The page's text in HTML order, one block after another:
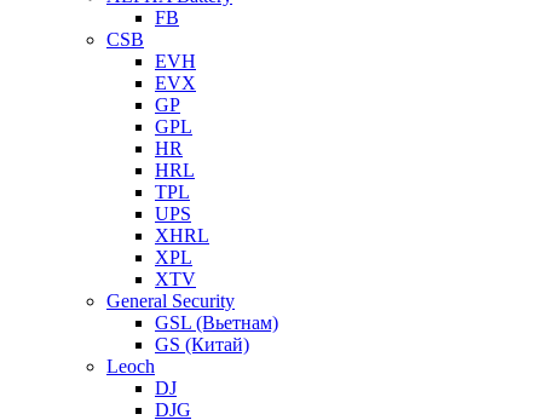
FB
CSB
EVH
EVX
GP
GPL
HR
HRL
TPL
UPS
XHRL
XPL
XTV
General Security
GSL (Вьетнам)
GS (Китай)
Leoch
DJ
DJG